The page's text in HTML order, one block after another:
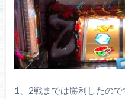
1、2戦までは勝利したの